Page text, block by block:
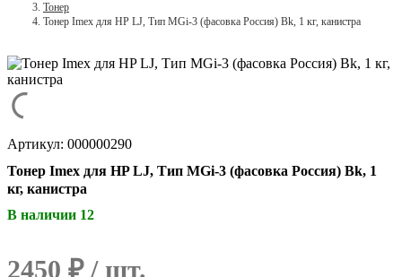
Тонер
Тонер Imex для HP LJ, Тип MGi-3 (фасовка Россия) Bk, 1 кг, канистра
Артикул: 000000290
Тонер Imex для HP LJ, Тип MGi-3 (фасовка Россия) Bk, 1
кг, канистра
В наличии 12
2450 ₽